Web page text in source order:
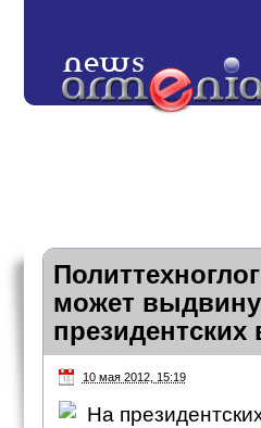
может
10 мая 2012, 15:19
На